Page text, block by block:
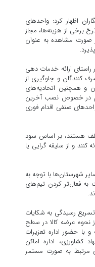
اظهار کرد: واحدهای
برخی از هزینه‌ها، مجاز
صورت مشاهده به عنوان
ارائه خدمات دهی
کنندگان و جلوگیری از
و همچنین اتحادیه‌های
در خصوص نصب آخرین
صنفی اقدام فوری
هستند، بر اساس سود
و از سلیقه گرایی یا
شهرستان‌ها با توجه به
به فعال‌تر کردن تیم‌های
تسریع رسیدگی به شکایات
عرضه کالا در سطح
با حضور اداره تعزیرات
کشاورزی، اداره اماکن
مرتبط به صورت مستمر